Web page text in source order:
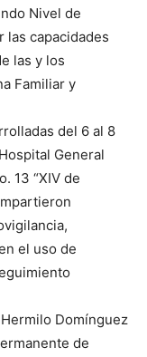
Nivel de
capacidades
las y los
Familiar y
del 6 al 8
General
13 “XIV de
el uso de
Domínguez
de